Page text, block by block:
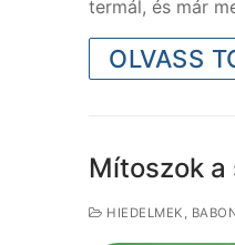
termál, és már
OLVASS
Mítoszok
HIEDELMEK,